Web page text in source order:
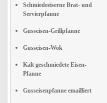
Schmiedeeiserne Brat- und
Servierpfanne
Gusseisen-Grillpfanne
Gusseisen-Wok
Kalt geschmiedete Eisen-
Pfanne
Gusseisenpfanne emailliert